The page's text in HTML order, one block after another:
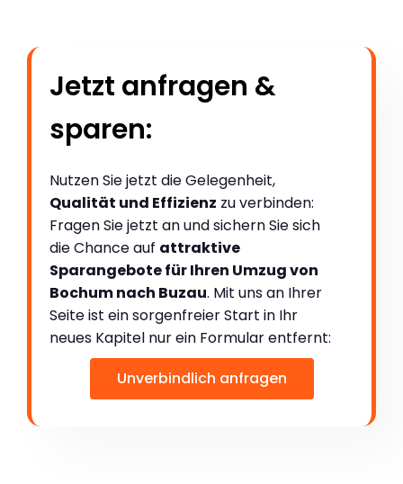
Jetzt anfragen &
sparen:
Nutzen Sie jetzt die Gelegenheit,
Qualität und Effizienz zu verbinden:
Fragen Sie jetzt an und sichern Sie sich
die Chance auf attraktive
Sparangebote für Ihren Umzug von
Bochum nach Buzau. Mit uns an Ihrer
Seite ist ein sorgenfreier Start in Ihr
neues Kapitel nur ein Formular entfernt:
Unverbindlich anfragen